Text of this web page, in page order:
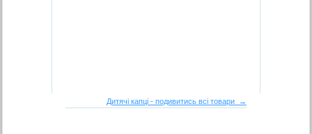
Дитячі капці - подивитись всі товари →